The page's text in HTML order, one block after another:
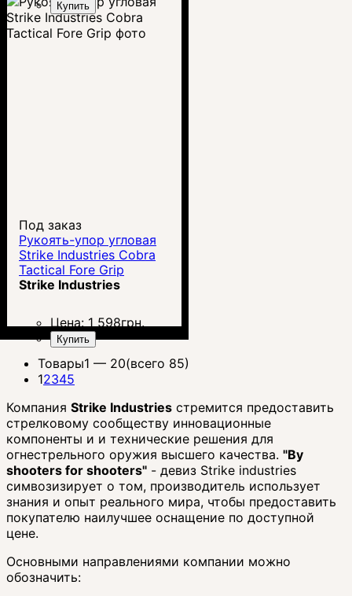
Купить
Под заказ
Рукоять-упор угловая
Strike Industries Cobra
Tactical Fore Grip
Strike Industries
Цена: 1 598грн.
Купить
Товары1 — 20(всего 85)
12345
Компания Strike Industries стремится предоставить
стрелковому сообществу инновационные
компоненты и и технические решения для
огнестрельного оружия высшего качества. "By
shooters for shooters" - девиз Strike industries
симвозизирует о том, производитель использует
знания и опыт реального мира, чтобы предоставить
покупателю наилучшее оснащение по доступной
цене.
Основными направлениями компании можно
обозначить: